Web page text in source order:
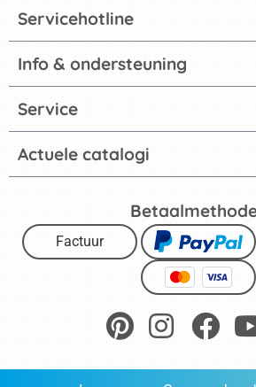
Actuele catalogi
Servicehotline
Info & ondersteuning
Service
Factuur